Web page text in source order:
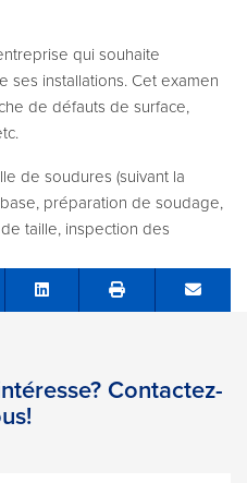
qui souhaite
ses installations. Cet examen
de défauts de surface,
de soudures (suivant la
préparation de soudage,
taille, inspection des
Share on LinkedIn Send
Contactez-